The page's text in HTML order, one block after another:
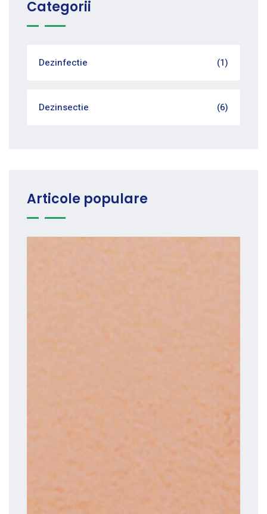
Categorii
Dezinfectie (1)
Dezinsectie (6)
Articole populare